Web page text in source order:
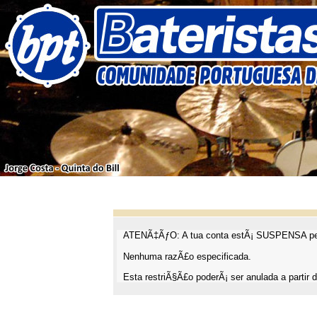
ATENÃ‡ÃƒO: A tua conta estÃ¡ SUSPENSA
Nenhuma razÃ£o especificada.
Esta restriÃ§Ã£o poderÃ¡ ser anulada a partir